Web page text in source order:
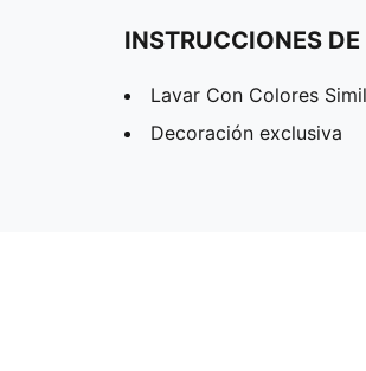
INSTRUCCIONES
Lavar Con Colores
Decoración exclusiva